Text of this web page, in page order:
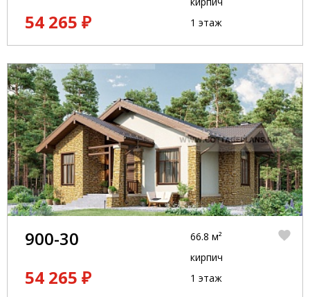
54 265 ₽
1 этаж
900-30
54 265 ₽
66.8 м²
кирпич
1 этаж